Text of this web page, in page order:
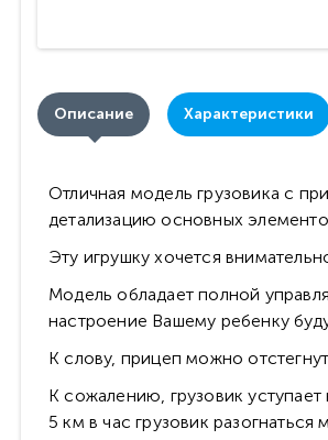
Описание Характеристики
Отличная модель грузовика с
детализацию основных
Эту игрушку хочется
Модель обладает полной
настроение Вашему ребенку
К слову, прицеп можно
К сожалению, грузовик
5 км в час грузовик